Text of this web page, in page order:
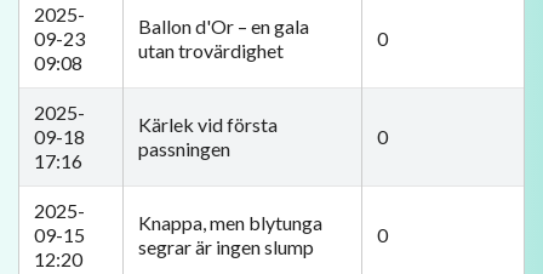
2025-
09-23
09:08
Ballon d'Or – en gala
utan trovärdighet
0
2025-
09-18
17:16
Kärlek vid första
passningen
0
2025-
09-15
12:20
Knappa, men blytunga
segrar är ingen slump
0